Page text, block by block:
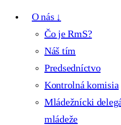
O nás ↓
Čo je RmS?
Náš tím
Predsedníctvo
Kontrolná komisia
Mládežnícki
mládeže